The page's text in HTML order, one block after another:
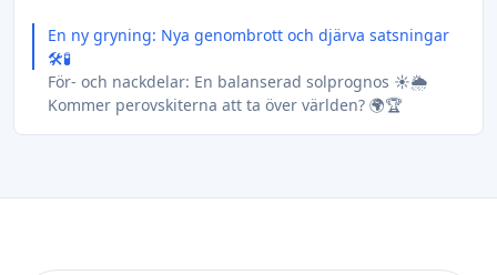
En ny gryning: Nya genombrott och djärva satsningar
🛠️🧪
För- och nackdelar: En balanserad solprognos ☀️🌦️
Kommer perovskiterna att ta över världen? 🌍🏆